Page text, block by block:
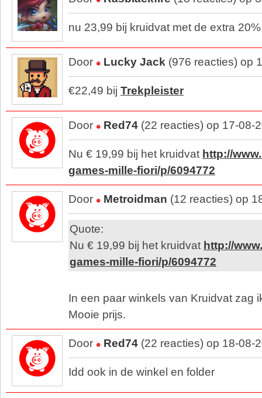
nu 23,99 bij kruidvat met de extra
Door Lucky Jack (976 reacties) op
€22,49 bij Trekpleister
Door Red74 (22 reacties) op 17-08-
Nu € 19,99 bij het kruidvat http://
games-mille-fiori/p/6094772
Door Metroidman (12 reacties) op
Quote:
Nu € 19,99 bij het kruidvat http://
games-mille-fiori/p/6094772
In een paar winkels van Kruidvat zag
Mooie prijs.
Door Red74 (22 reacties) op 18-08-
Idd ook in de winkel en folder